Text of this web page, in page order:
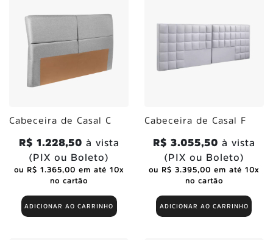
Cabeceira de Casal C
ADICIONAR AO CARRINHO
R$ 1.228,50 à vista
(PIX ou Boleto)
ou R$ 1.365,00 em até 10x
no cartão
Cabeceira de Casal F
ADICIONAR AO CARRINHO
R$ 3.055,50 à vista
(PIX ou Boleto)
ou R$ 3.395,00 em até 10x
no cartão